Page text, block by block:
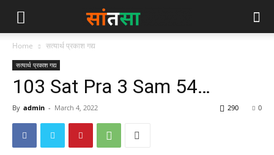
Home सत्यार्थ प्रकाश गद्य
सत्यार्थ प्रकाश गद्य
103 Sat Pra 3 Sam 54…
By admin - March 4, 2022 0
290